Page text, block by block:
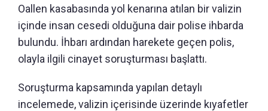
Oallen kasabasında yol kenarına atılan bir valizin
içinde insan cesedi olduğuna dair polise ihbarda
bulundu. İhbarı ardından harekete geçen polis,
olayla ilgili cinayet soruşturması başlattı.
Soruşturma kapsamında yapılan detaylı
incelemede, valizin içerisinde üzerinde kıyafetler